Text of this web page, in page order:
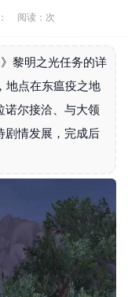
阅读： 次
黎明之光任务的详
地点在东瘟疫之地
诺尔接洽、与大领
剧情发展，完成后